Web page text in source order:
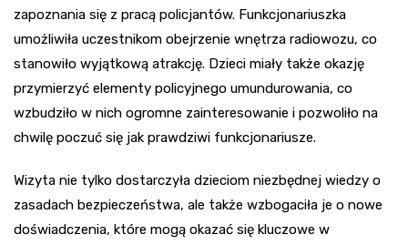
zapoznania się z pracą policjantów. Funkcjonariuszka
umożliwiła uczestnikom obejrzenie wnętrza radiowozu, co
stanowiło wyjątkową atrakcję. Dzieci miały także okazję
przymierzyć elementy policyjnego umundurowania, co
wzbudziło w nich ogromne zainteresowanie i pozwoliło na
chwilę poczuć się jak prawdziwi funkcjonariusze.
Wizyta nie tylko dostarczyła dzieciom niezbędnej wiedzy o
zasadach bezpieczeństwa, ale także wzbogaciła je o nowe
doświadczenia, które mogą okazać się kluczowe w